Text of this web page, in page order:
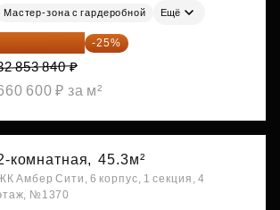
Мастер-зона с гардеробной Ещё
24 640 380 ₽ -25%
853 840 ₽
600 ₽ за м²
комнатная, 45.3м²
Амбер Сити, 6 корпус, 1 секция, 4
№1370